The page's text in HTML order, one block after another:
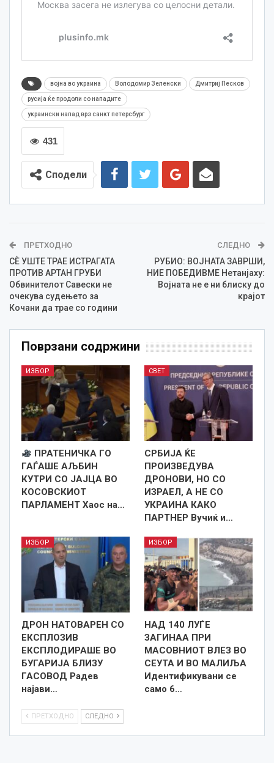
војна во украина Володомир Зеленски Дмитриј Песков
русија ќе продоли со нападите
украински напад врз санкт петерсбург
431
Сподели
ПРЕТХОДНО
СЀ УШТЕ ТРАЕ ИСТРАГАТА
ПРОТИВ АРТАН ГРУБИ
Обвинителот Савески не
очекува судењето за
Кочани да трае со години
СЛЕДНО
РУБИО: ВОЈНАТА ЗАВРШИ,
НИЕ ПОБЕДИВМЕ Нетанјаху:
Војната не е ни блиску до
крајот
Поврзани содржини
ИЗБОР
ПРАТЕНИЧКА ГО
ГАЃАШЕ АЉБИН
КУТРИ СО ЈАЈЦА ВО
КОСОВСКИОТ
ПАРЛАМЕНТ Хаос на…
СВЕТ
СРБИЈА ЌЕ
ПРОИЗВЕДУВА
ДРОНОВИ, НО СО
ИЗРАЕЛ, А НЕ СО
УКРАИНА КАКО
ПАРТНЕР Вучиќ и…
ИЗБОР
ДРОН НАТОВАРЕН СО
ЕКСПЛОЗИВ
ЕКСПЛОДИРАШЕ ВО
БУГАРИЈА БЛИЗУ
ГАСОВОД Радев
најави…
ИЗБОР
НАД 140 ЛУЃЕ
ЗАГИНАА ПРИ
МАСОВНИОТ ВЛЕЗ ВО
СЕУТА И ВО МАЛИЉА
Идентификувани се
само 6…
ПРЕТХОДНО СЛЕДНО